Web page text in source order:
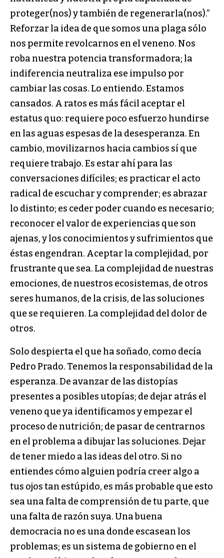
proteger(nos) y también de regenerarla(nos).”
Reforzar la idea de que somos una plaga sólo
nos permite revolcarnos en el veneno. Nos
roba nuestra potencia transformadora; la
indiferencia neutraliza ese impulso por
cambiar las cosas. Lo entiendo. Estamos
cansados. A ratos es más fácil aceptar el
estatus quo: requiere poco esfuerzo hundirse
en las aguas espesas de la desesperanza. En
cambio, movilizarnos hacia cambios sí que
requiere trabajo. Es estar ahí para las
conversaciones difíciles; es practicar el acto
radical de escuchar y comprender; es abrazar
lo distinto; es ceder poder cuando es necesario;
reconocer el valor de experiencias que son
ajenas, y los conocimientos y sufrimientos que
éstas engendran. Aceptar la complejidad, por
frustrante que sea. La complejidad de nuestras
emociones, de nuestros ecosistemas, de otros
seres humanos, de la crisis, de las soluciones
que se requieren. La complejidad del dolor de
otros.
Solo despierta el que ha soñado, como decía
Pedro Prado. Tenemos la responsabilidad de la
esperanza. De avanzar de las distopías
presentes a posibles utopías; de dejar atrás el
veneno que ya identificamos y empezar el
proceso de nutrición; de pasar de centrarnos
en el problema a dibujar las soluciones. Dejar
de tener miedo a las ideas del otro. Si no
entiendes cómo alguien podría creer algo a
tus ojos tan estúpido, es más probable que esto
sea una falta de comprensión de tu parte, que
una falta de razón suya. Una buena
democracia no es una donde escasean los
problemas; es un sistema de gobierno en el